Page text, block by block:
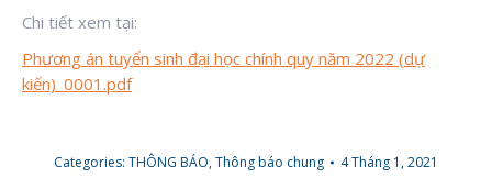
Chi tiết xem tại:
Phương án tuyển sinh đại học chính quy năm 2022 (dự
kiến)_0001.pdf
Categories: THÔNG BÁO,Thông báo chung 4 Tháng 1, 2021